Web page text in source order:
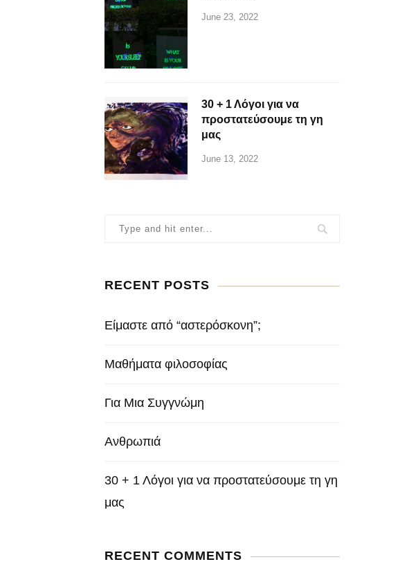
June 23, 2022
30 + 1 Λόγοι για να
προστατεύσουμε τη γη
μας
June 13, 2022
RECENT POSTS
Είμαστε από “αστερόσκονη”;
Μαθήματα φιλοσοφίας
Για Μια Συγγνώμη
Ανθρωπιά
30 + 1 Λόγοι για να προστατεύσουμε τη γη
μας
RECENT COMMENTS